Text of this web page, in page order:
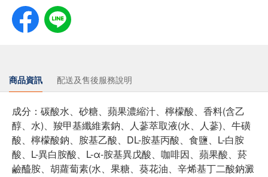
商品資訊 配送及售後服務說明
成分：碳酸水、砂糖、蘋果濃縮汁、檸檬酸、香料(含乙
醇、水)、羧甲基纖維素鈉、人蔘萃取液(水、人蔘)、牛磺
酸、檸檬酸鈉、胺基乙酸、DL-胺基丙酸、食鹽、L-白胺
酸、L-異白胺酸、L-α-胺基異戊酸、咖啡因、蘋果酸、菸
鹼醯胺、胡蘿蔔素(水、果糖、葵花油、辛烯基丁二酸鈉澱